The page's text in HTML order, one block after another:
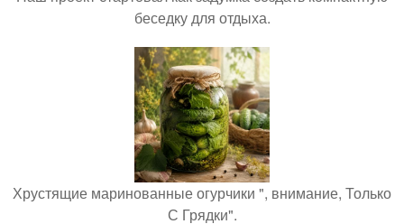
беседку для отдыха.
Хрустящие маринованные огурчики ", внимание, Только
С Грядки".